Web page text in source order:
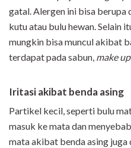
gatal. Alergen ini bisa berupa
kutu atau bulu hewan. Selain
mungkin bisa muncul akibat
terdapat pada sabun, make up
Iritasi akibat benda asing
Partikel kecil, seperti bulu
masuk ke mata dan
mata akibat benda asing